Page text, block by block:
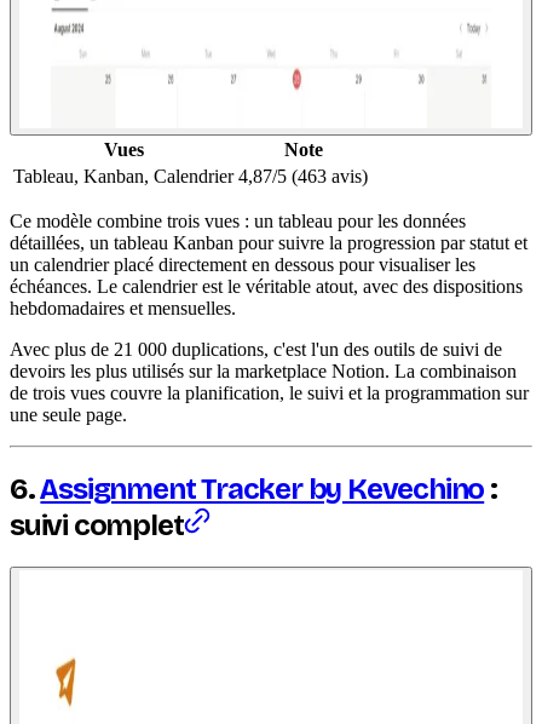
Vues
Note
Tableau, Kanban, Calendrier 4,87/5 (463 avis)
Ce modèle combine trois vues : un tableau pour les données
détaillées, un tableau Kanban pour suivre la progression par statut et
un calendrier placé directement en dessous pour visualiser les
échéances. Le calendrier est le véritable atout, avec des dispositions
hebdomadaires et mensuelles.
Avec plus de 21 000 duplications, c'est l'un des outils de suivi de
devoirs les plus utilisés sur la marketplace Notion. La combinaison
de trois vues couvre la planification, le suivi et la programmation sur
une seule page.
6.Assignment Tracker by Kevechino :
suivi complet